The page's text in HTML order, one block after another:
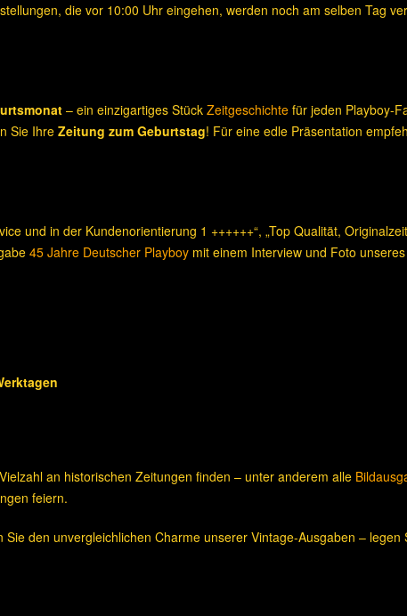
die vor 10:00 Uhr eingehen, werden noch am selben Tag
– ein einzigartiges Stück Zeitgeschichte für jeden Playboy-
Sie Ihre Zeitung zum Geburtstag! Für eine edle Präsentation
und in der Kundenorientierung 1 ++++++“, „Top Qualität,
45 Jahre Deutscher Playboy mit einem Interview und Foto
an historischen Zeitungen finden – unter anderem alle
feiern.
Sie den unvergleichlichen Charme unserer Vintage-Ausgaben – legen